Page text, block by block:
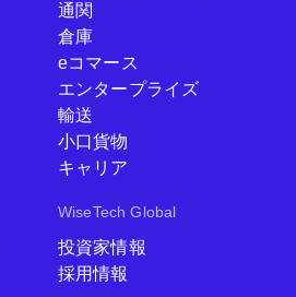
通関
倉庫
eコマース
エンタープライズ
輸送
小口貨物
キャリア
WiseTech Global
投資家情報
採用情報